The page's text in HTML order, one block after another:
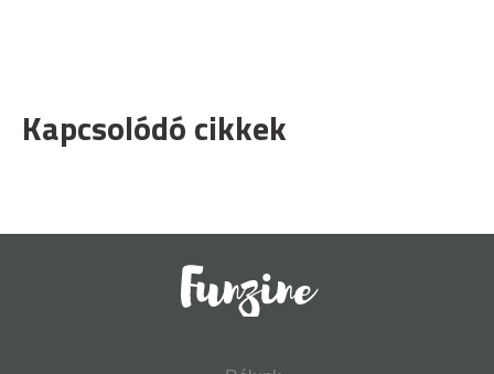
Kapcsolódó cikkek